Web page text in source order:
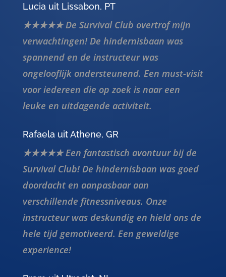
spannend en de instructeur was
ongelooflijk ondersteunend. Een must-visit
voor iedereen die op zoek is naar een
leuke en uitdagende activiteit.
Rafaela uit Athene, GR
doordacht en aanpasbaar aan
verschillende fitnessniveaus. Onze
instructeur was deskundig en hield ons de
hele tijd gemotiveerd. Een geweldige
experience!
Bram uit Utrecht, NL